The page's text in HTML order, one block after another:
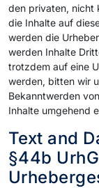
den privaten, nicht
die Inhalte auf
werden die
werden Inhalte
trotzdem auf eine
werden, bitten wir
Bekanntwerden
Inhalte umgehend
Text and
§44b